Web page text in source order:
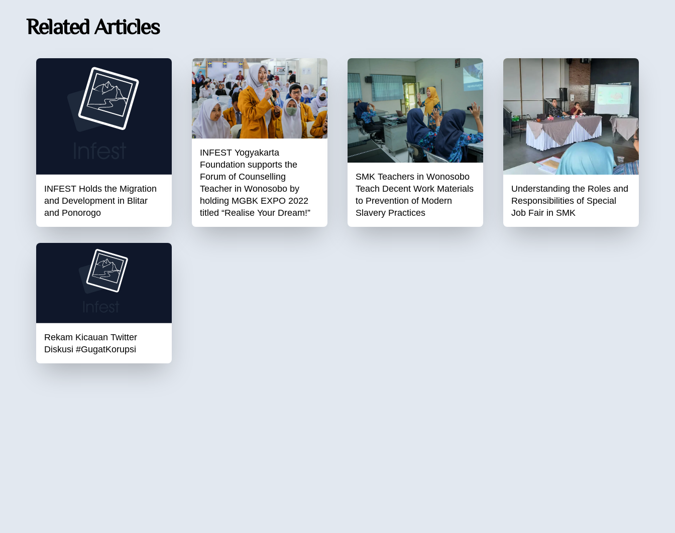
Related Articles
INFEST Holds the Migration
and Development in Blitar
and Ponorogo
INFEST Yogyakarta
Foundation supports the
Forum of Counselling
Teacher in Wonosobo by
holding MGBK EXPO 2022
titled “Realise Your Dream!”
SMK Teachers in Wonosobo
Teach Decent Work Materials
to Prevention of Modern
Slavery Practices
Understanding the Roles and
Responsibilities of Special
Job Fair in SMK
Rekam Kicauan Twitter
Diskusi #GugatKorupsi